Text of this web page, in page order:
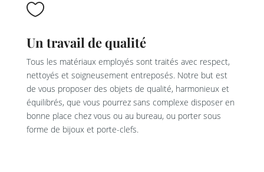

Un travail de qualité
Tous les matériaux employés sont traités avec respect,
nettoyés et soigneusement entreposés. Notre but est
de vous proposer des objets de qualité, harmonieux et
équilibrés, que vous pourrez sans complexe disposer en
bonne place chez vous ou au bureau, ou porter sous
forme de bijoux et porte-clefs.